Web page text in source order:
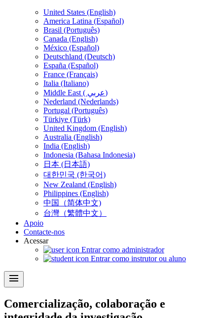
United States (English)
America Latina (Español)
Brasil (Português)
Canada (English)
México (Español)
Deutschland (Deutsch)
España (Español)
France (Français)
Italia (Italiano)
Middle East ( عربي)
Nederland (Nederlands)
Portugal (Português)
Türkiye (Türk)
United Kingdom (English)
Australia (English)
India (English)
Indonesia (Bahasa Indonesia)
日本 (日本語)
대한민국 (한국어)
New Zealand (English)
Philippines (English)
中国（简体中文)
台灣（繁體中文）
Apoio
Contacte-nos
Acessar
Entrar como administrador
Entrar como instrutor ou aluno
menu
Comercialização, colaboração e